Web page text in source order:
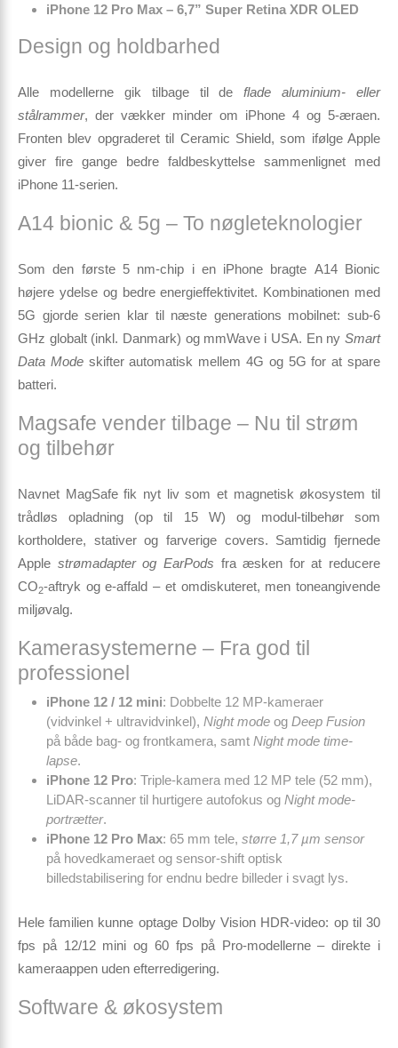
iPhone 12 Pro Max – 6,7” Super Retina XDR OLED
Design og holdbarhed
Alle modellerne gik tilbage til deflade aluminium- eller
stålrammer, der vækker minder om iPhone 4 og 5-æraen.
Fronten blev opgraderet til Ceramic Shield, som ifølge Apple
giver fire gange bedre faldbeskyttelse sammenlignet med
iPhone 11-serien.
A14 bionic & 5g – To nøgleteknologier
Som den første 5 nm-chip i en iPhone bragte A14 Bionic
højere ydelse og bedre energieffektivitet. Kombinationen med
5G gjorde serien klar til næste generations mobilnet: sub-6
GHz globalt (inkl. Danmark) og mmWave i USA. En ny Smart
Data Modeskifter automatisk mellem 4G og 5G for at spare
batteri.
Magsafe vender tilbage – Nu til strøm
og tilbehør
Navnet MagSafefik nyt liv som et magnetisk økosystem til
trådløs opladning (op til 15 W) og modul-tilbehør som
kortholdere, stativer og farverige covers. Samtidig fjernede
Apple strømadapter og EarPods fra æsken for at reducere
CO2-aftryk og e-affald – et omdiskuteret, men toneangivende
miljøvalg.
Kamerasystemerne – Fra god til
professionel
iPhone 12 / 12 mini: Dobbelte 12 MP-kameraer
(vidvinkel + ultravidvinkel), Night mode og Deep Fusion
på både bag- og frontkamera, samt Night mode time-
lapse.
iPhone 12 Pro: Triple-kamera med 12 MP tele (52 mm),
LiDAR-scanner til hurtigere autofokus og Night mode-
portrætter.
iPhone 12 Pro Max: 65 mm tele, større 1,7 µm sensor
på hovedkameraet og sensor-shift optisk
billedstabilisering for endnu bedre billeder i svagt lys.
Hele familien kunne optage Dolby Vision HDR-video: op til 30
fps på 12/12 mini og 60 fps på Pro-modellerne – direkte i
kameraappen uden efterredigering.
Software & økosystem